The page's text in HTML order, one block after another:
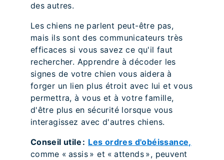
des autres.
Les chiens ne parlent peut-être pas,
mais ils sont des communicateurs très
efficaces si vous savez ce qu'il faut
rechercher. Apprendre à décoder les
signes de votre chien vous aidera à
forger un lien plus étroit avec lui et vous
permettra, à vous et à votre famille,
d'être plus en sécurité lorsque vous
interagissez avec d'autres chiens.
Conseil utile : Les ordres d'obéissance,
comme « assis » et « attends », peuvent